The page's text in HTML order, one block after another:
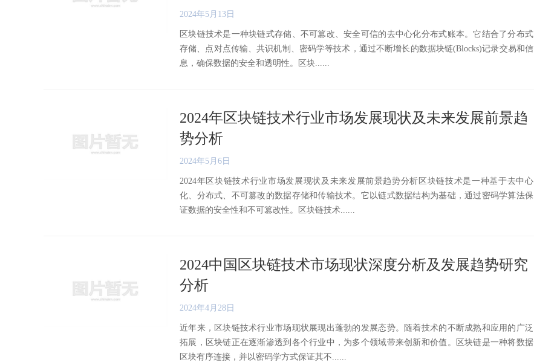
2024年5月13日
区块链技术是一种块链式存储、不可篡改、安全可信的去中心化分布式账本。它结合了分布式
存储、点对点传输、共识机制、密码学等技术，通过不断增长的数据块链(Blocks)记录交易和信
息，确保数据的安全和透明性。区块......
2024年区块链技术行业市场发展现状及未来发展前景趋
势分析
2024年5月6日
2024年区块链技术行业市场发展现状及未来发展前景趋势分析区块链技术是一种基于去中心
化、分布式、不可篡改的数据存储和传输技术。它以链式数据结构为基础，通过密码学算法保
证数据的安全性和不可篡改性。区块链技术......
2024中国区块链技术市场现状深度分析及发展趋势研究
分析
2024年4月28日
近年来，区块链技术行业市场现状展现出蓬勃的发展态势。随着技术的不断成熟和应用的广泛
拓展，区块链正在逐渐渗透到各个行业中，为多个领域带来创新和价值。区块链是一种将数据
区块有序连接，并以密码学方式保证其不......